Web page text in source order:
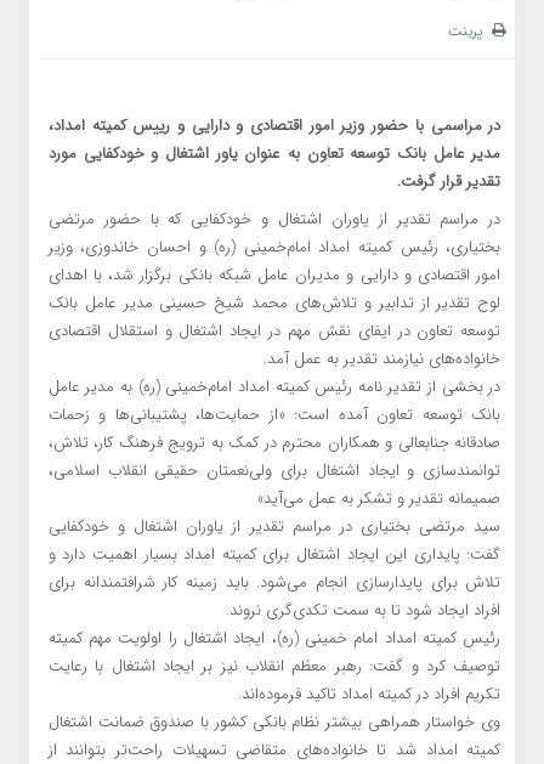
پرینت
در مراسمی با حضور وزیر امور اقتصادی و دارایی و رییس کمیته امداد،
مدیر عامل بانک توسعه تعاون به عنوان یاور اشتغال و خودکفایی مورد
تقدیر قرار گرفت.
در مراسم تقدیر از یاوران اشتغال و خودکفایی که با حضور مرتضی
بختیاری، رئیس کمیته امداد امام‌خمینی (ره) و احسان خاندوزی، وزیر
امور اقتصادی و دارایی و مدیران عامل شبکه بانکی برگزار شد، با اهدای
لوح تقدیر از تدابیر و تلاش‌های محمد شیخ حسینی مدیر عامل بانک
توسعه تعاون در ایفای نقش مهم در ایجاد اشتغال و استقلال اقتصادی
خانواده‌های نیازمند تقدیر به عمل آمد.
در بخشی از تقدیر نامه رئیس کمیته امداد امام‌خمینی (ره) به مدیر عامل
بانک توسعه تعاون آمده است: «از حمایت‌ها، پشتیبانی‌ها و زحمات
صادقانه جنابعالی و همکاران محترم در کمک به ترویج فرهنگ کار، تلاش،
توانمندسازی و ایجاد اشتغال برای ولی‌نعمتان حقیقی انقلاب اسلامی،
صمیمانه تقدیر و تشکر به عمل می‌آید»
سید مرتضی بختیاری در مراسم تقدیر از یاوران اشتغال و خودکفایی
گفت: پایداری این ایجاد اشتغال برای کمیته امداد بسیار اهمیت دارد و
تلاش برای پایدارسازی انجام می‌شود. باید زمینه کار شرافتمندانه برای
افراد ایجاد شود تا به سمت تکدی‌گری نروند.
رئیس کمیته امداد امام خمینی (ره)، ایجاد اشتغال را اولویت مهم کمیته
توصیف کرد و گفت: رهبر معظم انقلاب نیز بر ایجاد اشتغال با رعایت
تکریم افراد در کمیته امداد تاکید فرموده‌اند.
وی خواستار همراهی بیشتر نظام بانکی کشور با صندوق ضمانت اشتغال
کمیته امداد شد تا خانواده‌های متقاضی تسهیلات راحت‌تر بتوانند از